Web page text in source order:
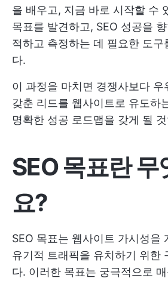
을 배우고, 지금 바로 시작할 수
목표를 발견하고, SEO 성공을
적하고 측정하는 데 필요한 도구
다.
이 과정을 마치면 경쟁사보다 우
갖춘 리드를 웹사이트로 유도하
명확한 성공 로드맵을 갖게 될
SEO 목표란 무
요?
SEO 목표는 웹사이트 가시성을
유기적 트래픽을 유치하기 위한
다. 이러한 목표는 궁극적으로